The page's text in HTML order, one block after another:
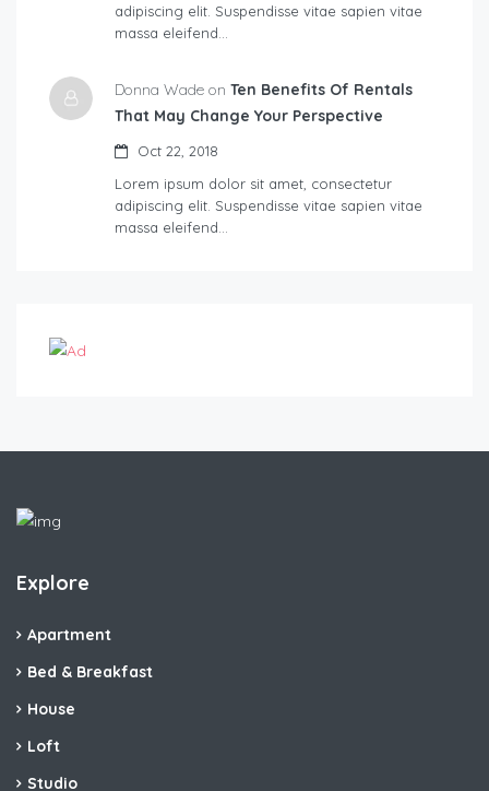
adipiscing elit. Suspendisse vitae sapien vitae
massa eleifend…
Donna Wade on Ten Benefits Of Rentals
That May Change Your Perspective
Oct 22, 2018
Lorem ipsum dolor sit amet, consectetur
adipiscing elit. Suspendisse vitae sapien vitae
massa eleifend…
Explore
Apartment
Bed & Breakfast
House
Loft
Studio